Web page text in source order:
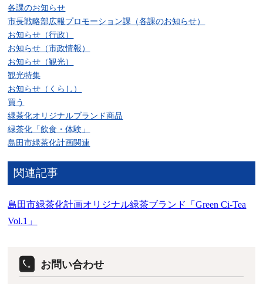
各課のお知らせ
市長戦略部広報プロモーション課（各課のお知らせ）
お知らせ（行政）
お知らせ（市政情報）
お知らせ（観光）
観光特集
お知らせ（くらし）
買う
緑茶化オリジナルブランド商品
緑茶化「飲食・体験」
島田市緑茶化計画関連
関連記事
島田市緑茶化計画オリジナル緑茶ブランド「Green Ci-Tea
Vol.1」
お問い合わせ